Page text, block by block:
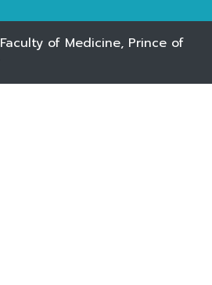
Faculty of Medicine, Prince of